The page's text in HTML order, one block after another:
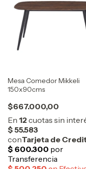
Mesa Comedor Mikkeli
150x90cms
$667.000,00